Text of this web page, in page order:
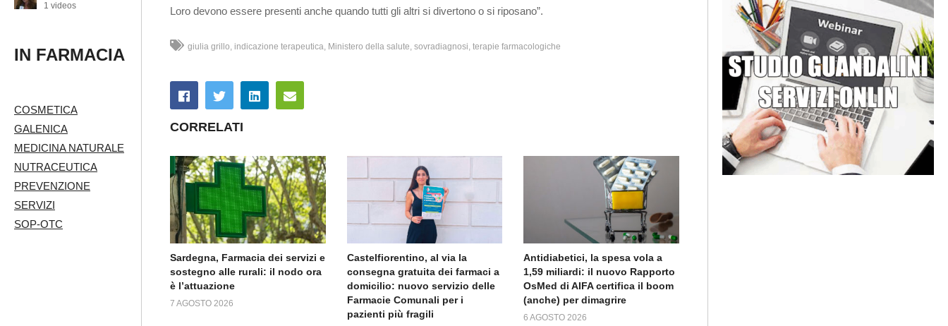
1 videos
IN FARMACIA
COSMETICA
GALENICA
MEDICINA NATURALE
NUTRACEUTICA
PREVENZIONE
SERVIZI
SOP-OTC
Loro devono essere presenti anche quando tutti gli altri si divertono o si riposano”.
giulia grillo indicazione terapeutica Ministero della salute sovradiagnosi terapie farmacologiche
CORRELATI
Sardegna, Farmacia dei servizi e
sostegno alle rurali: il nodo ora
è l’attuazione
7 AGOSTO 2026
Castelfiorentino, al via la
consegna gratuita dei farmaci a
domicilio: nuovo servizio delle
Farmacie Comunali per i
pazienti più fragili
Antidiabetici, la spesa vola a
1,59 miliardi: il nuovo Rapporto
OsMed di AIFA certifica il boom
(anche) per dimagrire
6 AGOSTO 2026